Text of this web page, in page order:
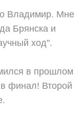
Владимир. Мне
Брянска и
ход".
в прошлом
финал! Второй